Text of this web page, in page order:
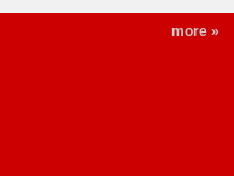
more »